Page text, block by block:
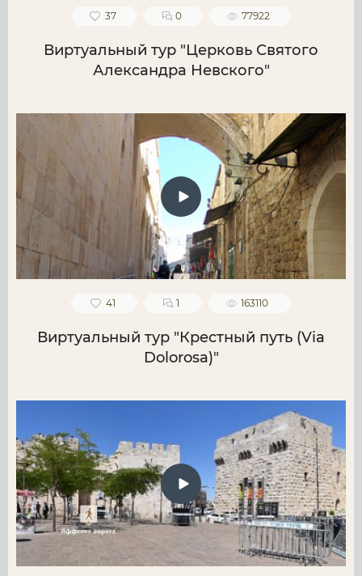
37 0 77922
Виртуальный тур "Церковь Святого
Александра Невского"
41 1 163110
Виртуальный тур "Крестный путь (Via
Dolorosa)"